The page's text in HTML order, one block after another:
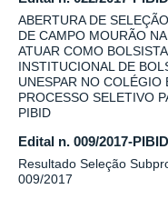
ABERTURA DE
DE CAMPO MOURÃO
ATUAR COMO
INSTITUCIONAL DE
UNESPAR NO COLÉGIO
PROCESSO SELETIVO
PIBID
Edital n. 009/2017-PIBID
Resultado Seleção
009/2017